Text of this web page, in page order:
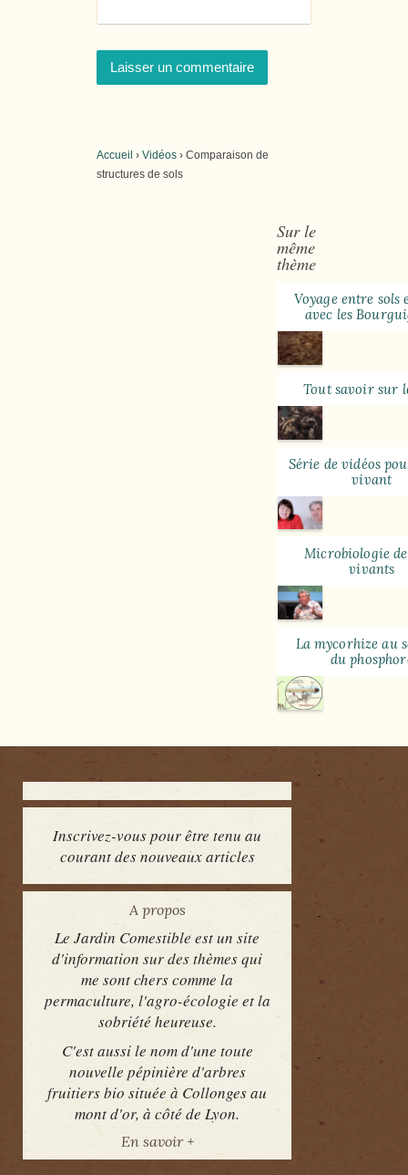
Accueil › Vidéos › Comparaison de
structures de sols
Sur le
même
thème
Voyage entre sols
avec les
Tout savoir sur
Série de vidéos
vivant
Microbiologie
vivants
La mycorhize au
du
Inscrivez-vous pour être tenu au
courant des nouveaux articles
A propos
Le Jardin Comestible est un site
d'information sur des thèmes qui
me sont chers comme la
permaculture, l'agro-écologie et la
sobriété heureuse.
C'est aussi le nom d'une toute
nouvelle pépinière d'arbres
fruitiers bio située à Collonges au
mont d'or, à côté de Lyon.
En savoir +